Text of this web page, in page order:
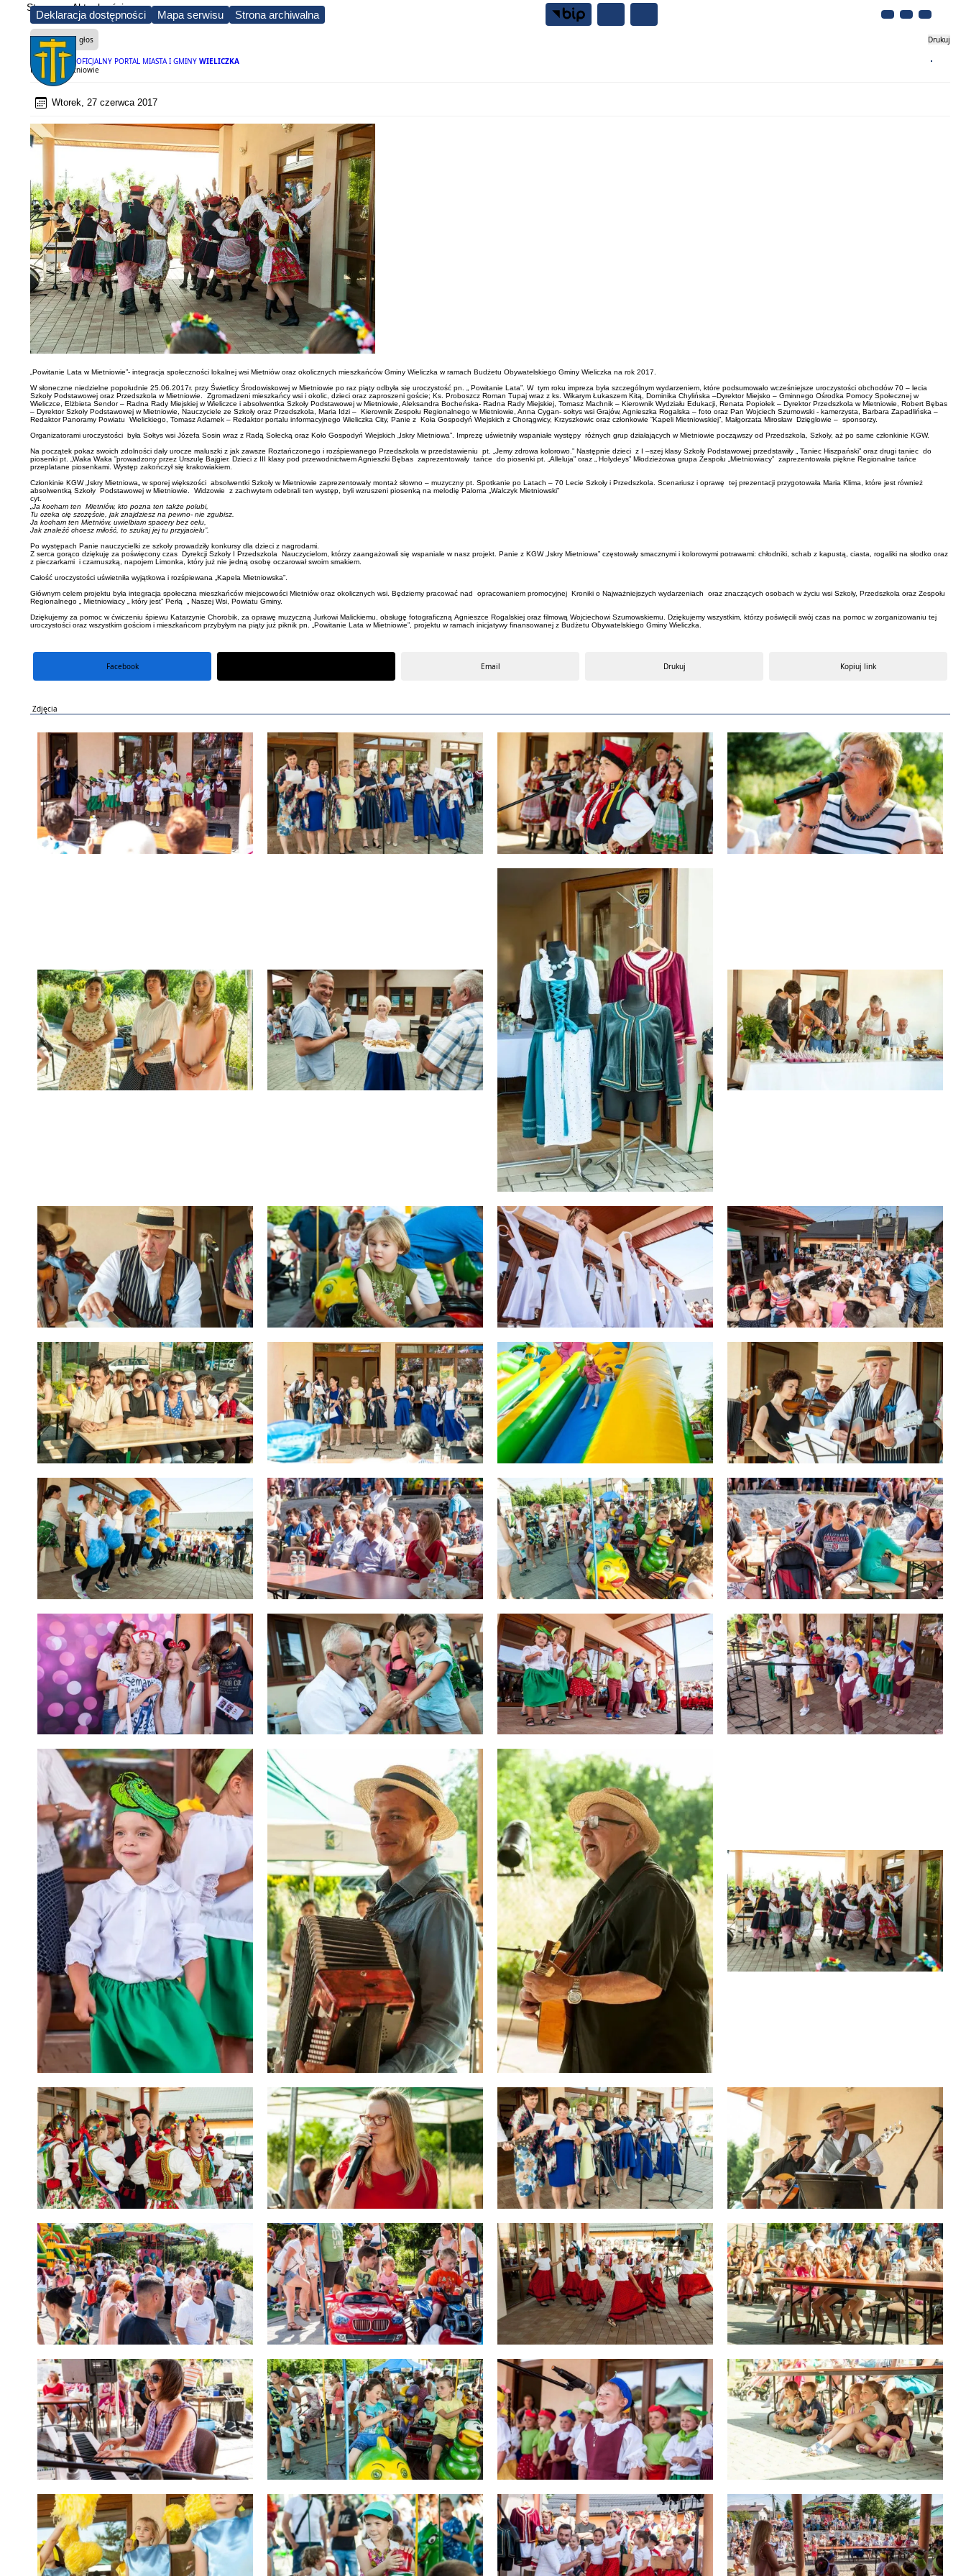
Deklaracja dostępności Mapa serwisu Strona archiwalna
OFICJALNY PORTAL MIASTA I GMINY WIELICZKA
Strona Aktualności
Czytaj na głos Drukuj
Piknik w Mietniowie
Wtorek, 27 czerwca 2017
„Powitanie Lata w Mietniowie”- integracja społeczności lokalnej wsi Mietniów oraz okolicznych mieszkańców Gminy Wieliczka w ramach Budżetu Obywatelskiego Gminy Wieliczka na rok 2017.
W słoneczne niedzielne popołudnie 25.06.2017r. przy Świetlicy Środowiskowej w Mietniowie po raz piąty odbyła się uroczystość pn. „ Powitanie Lata”. W tym roku impreza była szczególnym wydarzeniem, które podsumowało wcześniejsze uroczystości obchodów 70 – lecia
Szkoły Podstawowej oraz Przedszkola w Mietniowie. Zgromadzeni mieszkańcy wsi i okolic, dzieci oraz zaproszeni goście; Ks. Proboszcz Roman Tupaj wraz z ks. Wikarym Łukaszem Kitą, Dominika Chylińska –Dyrektor Miejsko – Gminnego Ośrodka Pomocy Społecznej w
Wieliczce, Elżbieta Sendor – Radna Rady Miejskiej w Wieliczce i absolwentka Szkoły Podstawowej w Mietniowie, Aleksandra Bocheńska- Radna Rady Miejskiej, Tomasz Machnik – Kierownik Wydziału Edukacji, Renata Popiołek – Dyrektor Przedszkola w Mietniowie, Robert Bębas
– Dyrektor Szkoły Podstawowej w Mietniowie, Nauczyciele ze Szkoły oraz Przedszkola, Maria Idzi – Kierownik Zespołu Regionalnego w Mietniowie, Anna Cygan- sołtys wsi Grajów, Agnieszka Rogalska – foto oraz Pan Wojciech Szumowski - kamerzysta, Barbara Zapadlińska –
Redaktor Panoramy Powiatu Wielickiego, Tomasz Adamek – Redaktor portalu informacyjnego Wieliczka City, Panie z Koła Gospodyń Wiejskich z Chorągwicy, Krzyszkowic oraz członkowie ”Kapeli Mietniowskiej”, Małgorzata Mirosław Dzięglowie – sponsorzy.
Organizatorami uroczystości była Sołtys wsi Józefa Sosin wraz z Radą Sołecką oraz Koło Gospodyń Wiejskich „Iskry Mietniowa”. Imprezę uświetniły wspaniałe występy różnych grup działających w Mietniowie począwszy od Przedszkola, Szkoły, aż po same członkinie KGW.
Na początek pokaz swoich zdolności dały urocze maluszki z jak zawsze Roztańczonego i rozśpiewanego Przedszkola w przedstawieniu pt. „Jemy zdrowa kolorowo.” Następnie dzieci z I –szej klasy Szkoły Podstawowej przedstawiły „ Taniec Hiszpański” oraz drugi taniec do
piosenki pt. „Waka Waka ”prowadzony przez Urszulę Bajgier. Dzieci z III klasy pod przewodnictwem Agnieszki Bębas zaprezentowały tańce do piosenki pt. „Alleluja” oraz „ Holydeys” Młodzieżowa grupa Zespołu „Mietniowiacy” zaprezentowała piękne Regionalne tańce
przeplatane piosenkami. Występ zakończył się krakowiakiem.
Członkinie KGW „Iskry Mietniowa„ w sporej większości absolwentki Szkoły w Mietniowie zaprezentowały montaż słowno – muzyczny pt. Spotkanie po Latach – 70 Lecie Szkoły i Przedszkola. Scenariusz i oprawę tej prezentacji przygotowała Maria Klima, które jest również
absolwentką Szkoły Podstawowej w Mietniowie. Widzowie z zachwytem odebrali ten występ, byli wzruszeni piosenką na melodię Paloma „Walczyk Mietniowski”
cyt.
„Ja kocham ten Mietniów, kto pozna ten także polubi,
Tu czeka cię szczęście, jak znajdziesz na pewno- nie zgubisz.
Ja kocham ten Mietniów, uwielbiam spacery bez celu,
Jak znaleźć chcesz miłość, to szukaj jej tu przyjacielu”.
Po występach Panie nauczycielki ze szkoły prowadziły konkursy dla dzieci z nagrodami.
Z serca gorąco dziękuję za poświęcony czas Dyrekcji Szkoły I Przedszkola Nauczycielom, którzy zaangażowali się wspaniale w nasz projekt. Panie z KGW „Iskry Mietniowa” częstowały smacznymi i kolorowymi potrawami: chłodniki, schab z kapustą, ciasta, rogaliki na słodko oraz
z pieczarkami i czarnuszką, napojem Limonka, który już nie jedną osobę oczarował swoim smakiem.
Całość uroczystości uświetniła wyjątkowa i rozśpiewana „Kapela Mietniowska”.
Głównym celem projektu była integracja społeczna mieszkańców miejscowości Mietniów oraz okolicznych wsi. Będziemy pracować nad opracowaniem promocyjnej Kroniki o Najważniejszych wydarzeniach oraz znaczących osobach w życiu wsi Szkoły, Przedszkola oraz Zespołu
Regionalnego „ Mietniowiacy „ który jest” Perłą „ Naszej Wsi, Powiatu Gminy.
Dziękujemy za pomoc w ćwiczeniu śpiewu Katarzynie Chorobik, za oprawę muzyczną Jurkowi Malickiemu, obsługę fotograficzną Agnieszce Rogalskiej oraz filmową Wojciechowi Szumowskiemu. Dziękujemy wszystkim, którzy poświęcili swój czas na pomoc w zorganizowaniu tej
uroczystości oraz wszystkim gościom i mieszkańcom przybyłym na piąty już piknik pn. „Powitanie Lata w Mietniowie”, projektu w ramach inicjatywy finansowanej z Budżetu Obywatelskiego Gminy Wieliczka.
Facebook Email Drukuj Kopiuj link
Zdjęcia